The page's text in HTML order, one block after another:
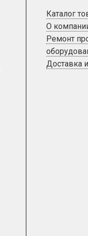
Каталог
О
Ремонт
Доставка